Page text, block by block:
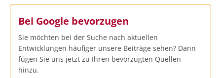
Bei Google bevorzugen
Sie möchten bei der Suche nach aktuellen
Entwicklungen häufiger unsere Beiträge sehen? Dann
fügen Sie uns jetzt zu Ihren bevorzugten Quellen
hinzu.